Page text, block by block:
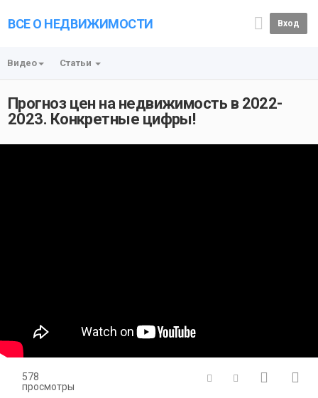
ВСЕ О НЕДВИЖИМОСТИ Вход
Видео Статьи
Прогноз цен на недвижимость в 2022-
2023. Конкретные цифры!
578
просмотры